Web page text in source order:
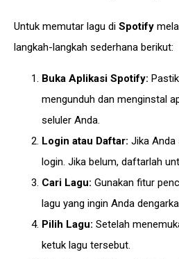
Untuk memutar lagu di Spotify
langkah-langkah sederhana berikut:
Buka Aplikasi Spotify:
mengunduh dan menginstal
seluler Anda.
Login atau Daftar: Jika Anda
login. Jika belum, daftarlah
Cari Lagu: Gunakan fitur
lagu yang ingin Anda
Pilih Lagu: Setelah
ketuk lagu tersebut.